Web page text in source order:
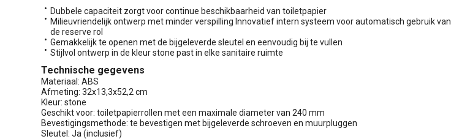
Dubbele capaciteit zorgt voor continue beschikbaarheid van toiletpapier
Milieuvriendelijk ontwerp met minder verspilling Innovatief intern systeem voor automatisch gebruik van
de reserve rol
Gemakkelijk te openen met de bijgeleverde sleutel en eenvoudig bij te vullen
Stijlvol ontwerp in de kleur stone past in elke sanitaire ruimte
Technische gegevens
Materiaal: ABS
Afmeting: 32x13,3x52,2 cm
Kleur: stone
Geschikt voor: toiletpapierrollen met een maximale diameter van 240 mm
Bevestigingsmethode: te bevestigen met bijgeleverde schroeven en muurpluggen
Sleutel: Ja (inclusief)